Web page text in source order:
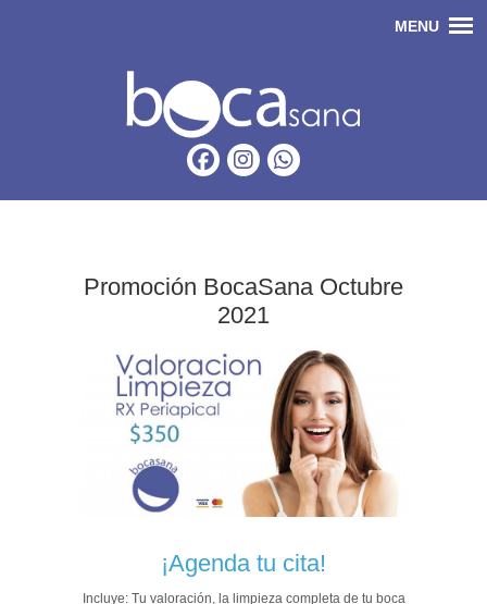
Promoción BocaSana Octubre
2021
¡Agenda tu cita!
Incluye: Tu valoración, la limpieza completa de tu boca